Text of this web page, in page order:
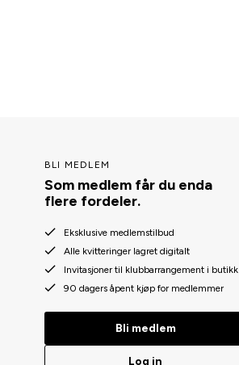
BLI MEDLEM
Som medlem får du enda
flere fordeler.
Eksklusive medlemstilbud
Alle kvitteringer lagret digitalt
Invitasjoner til klubbarrangement i butikk
90 dagers åpent kjøp for medlemmer
Bli medlem
Log in